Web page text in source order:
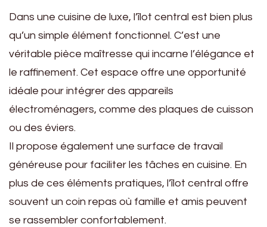
Dans une cuisine de luxe, l’îlot central est bien plus
qu’un simple élément fonctionnel. C’est une
véritable pièce maîtresse qui incarne l’élégance et
le raffinement. Cet espace offre une opportunité
idéale pour intégrer des appareils
électroménagers, comme des plaques de cuisson
ou des éviers.
Il propose également une surface de travail
généreuse pour faciliter les tâches en cuisine. En
plus de ces éléments pratiques, l’îlot central offre
souvent un coin repas où famille et amis peuvent
se rassembler confortablement.